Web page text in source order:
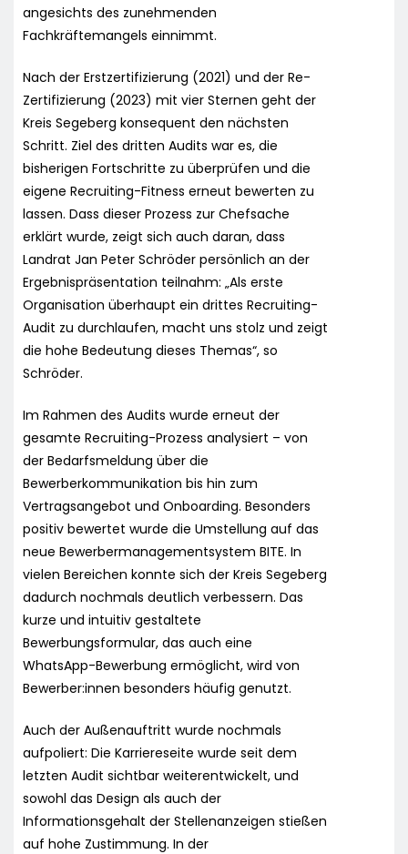
angesichts des zunehmenden
Fachkräftemangels einnimmt.
Nach der Erstzertifizierung (2021) und der Re-
Zertifizierung (2023) mit vier Sternen geht der
Kreis Segeberg konsequent den nächsten
Schritt. Ziel des dritten Audits war es, die
bisherigen Fortschritte zu überprüfen und die
eigene Recruiting-Fitness erneut bewerten zu
lassen. Dass dieser Prozess zur Chefsache
erklärt wurde, zeigt sich auch daran, dass
Landrat Jan Peter Schröder persönlich an der
Ergebnispräsentation teilnahm: „Als erste
Organisation überhaupt ein drittes Recruiting-
Audit zu durchlaufen, macht uns stolz und zeigt
die hohe Bedeutung dieses Themas“, so
Schröder.
Im Rahmen des Audits wurde erneut der
gesamte Recruiting-Prozess analysiert – von
der Bedarfsmeldung über die
Bewerberkommunikation bis hin zum
Vertragsangebot und Onboarding. Besonders
positiv bewertet wurde die Umstellung auf das
neue Bewerbermanagementsystem BITE. In
vielen Bereichen konnte sich der Kreis Segeberg
dadurch nochmals deutlich verbessern. Das
kurze und intuitiv gestaltete
Bewerbungsformular, das auch eine
WhatsApp-Bewerbung ermöglicht, wird von
Bewerber:innen besonders häufig genutzt.
Auch der Außenauftritt wurde nochmals
aufpoliert: Die Karriereseite wurde seit dem
letzten Audit sichtbar weiterentwickelt, und
sowohl das Design als auch der
Informationsgehalt der Stellenanzeigen stießen
auf hohe Zustimmung. In der